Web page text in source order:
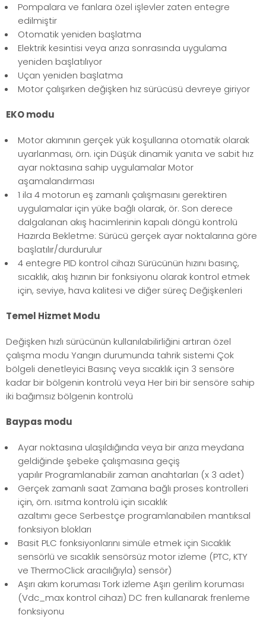
Pompalara ve fanlara özel işlevler zaten entegre
edilmiştir
Otomatik yeniden başlatma
Elektrik kesintisi veya arıza sonrasında uygulama
yeniden başlatılıyor
Uçan yeniden başlatma
Motor çalışırken değişken hız sürücüsü devreye giriyor
EKO modu
Motor akımının gerçek yük koşullarına otomatik olarak
uyarlanması, örn. için Düşük dinamik yanıta ve sabit hız
ayar noktasına sahip uygulamalar Motor
aşamalandırması
1 ila 4 motorun eş zamanlı çalışmasını gerektiren
uygulamalar için yüke bağlı olarak, ör. Son derece
dalgalanan akış hacimlerinin kapalı döngü kontrolü
Hazırda Bekletme: Sürücü gerçek ayar noktalarına göre
başlatılır/durdurulur
4 entegre PID kontrol cihazı Sürücünün hızını basınç,
sıcaklık, akış hızının bir fonksiyonu olarak kontrol etmek
için, seviye, hava kalitesi ve diğer süreç Değişkenleri
Temel Hizmet Modu
Değişken hızlı sürücünün kullanılabilirliğini artıran özel
çalışma modu Yangın durumunda tahrik sistemi Çok
bölgeli denetleyici Basınç veya sıcaklık için 3 sensöre
kadar bir bölgenin kontrolü veya Her biri bir sensöre sahip
iki bağımsız bölgenin kontrolü
Baypas modu
Ayar noktasına ulaşıldığında veya bir arıza meydana
geldiğinde şebeke çalışmasına geçiş
yapılır Programlanabilir zaman anahtarları (x 3 adet)
Gerçek zamanlı saat Zamana bağlı proses kontrolleri
için, örn. ısıtma kontrolü için sıcaklık
azaltımı gece Serbestçe programlanabilen mantıksal
fonksiyon blokları
Basit PLC fonksiyonlarını simüle etmek için Sıcaklık
sensörlü ve sıcaklık sensörsüz motor izleme (PTC, KTY
ve ThermoClick aracılığıyla) sensör)
Aşırı akım koruması Tork izleme Aşırı gerilim koruması
(Vdc_max kontrol cihazı) DC fren kullanarak frenleme
fonksiyonu